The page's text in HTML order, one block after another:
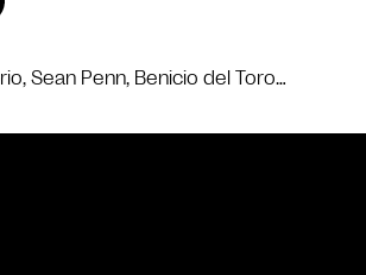
Sean Penn, Benicio del Toro…